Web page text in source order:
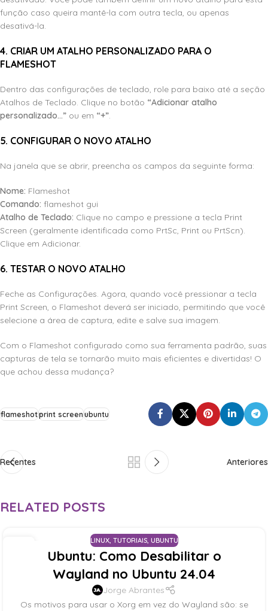
função caso queira mantê-la com outra tecla, ou apenas
desativá-la.
4. CRIAR UM ATALHO PERSONALIZADO PARA O
FLAMESHOT
Dentro das configurações de teclado, role para baixo até a seção
Atalhos de Teclado. Clique no botão “Adicionar atalho
personalizado…” ou em “+”.
5. CONFIGURAR O NOVO ATALHO
Na janela que se abrir, preencha os campos da seguinte forma:
Nome: Flameshot
Comando: flameshot gui
Atalho de Teclado: Clique no campo e pressione a tecla Print
Screen (geralmente identificada como PrtSc, Print ou PrtScn).
Clique em Adicionar.
6. TESTAR O NOVO ATALHO
Feche as Configurações. Agora, quando você pressionar a tecla
Print Screen, o Flameshot deverá ser iniciado, permitindo que você
selecione a área de captura, edite e salve sua imagem.
Com o Flameshot configurado como sua ferramenta padrão, suas
capturas de tela se tornarão muito mais eficientes e divertidas! O
que achou dessa mudança?
flameshotprint screenubuntu
Recentes Anteriores
RELATED POSTS
LINUX, TUTORIAIS, UBUNTU
Ubuntu: Como Desabilitar o
Wayland no Ubuntu 24.04
Jorge Abrantes
Os motivos para usar o Xorg em vez do Wayland são: se